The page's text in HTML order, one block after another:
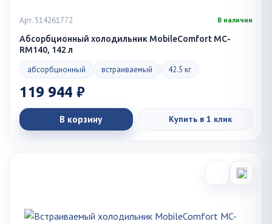
Арт. 514261772 В наличии
Абсорбционный холодильник MobileComfort MC-
RM140, 142 л
абсорбционный встраиваемый 42.5 кг
119 944 ₽
В корзину Купить в 1 клик